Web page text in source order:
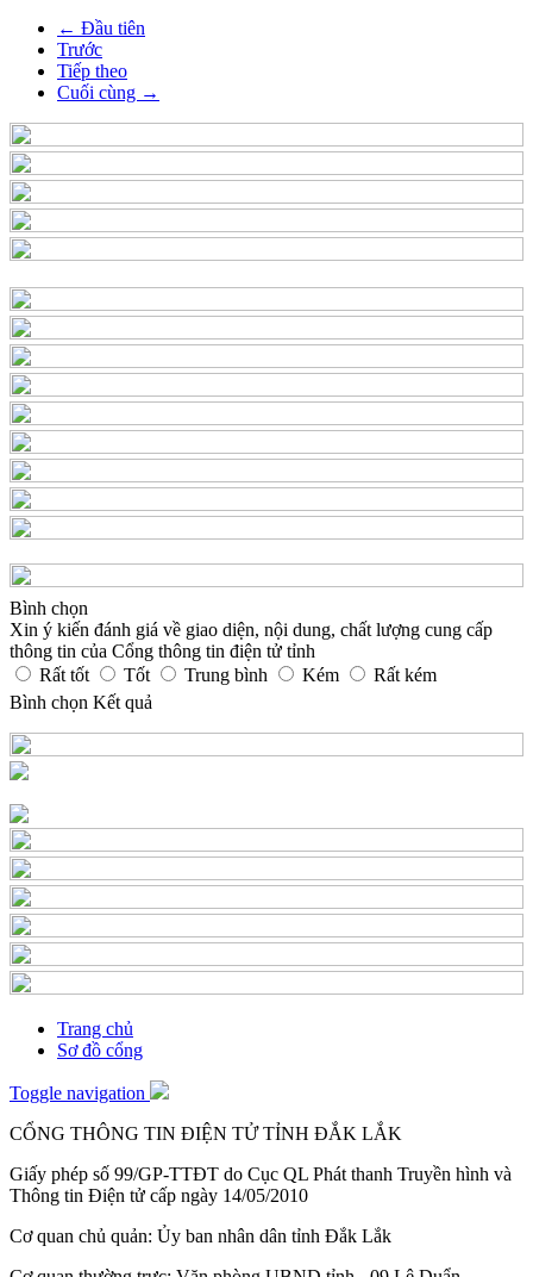
← Đầu tiên
Trước
Tiếp theo
Cuối cùng →
Bình chọn
Xin ý kiến đánh giá về giao diện, nội dung, chất lượng cung cấp
thông tin của Cổng thông tin điện tử tỉnh
Rất tốt
Tốt Trung bình Kém
Rất kém
Bình chọn Kết quả
Trang chủ
Sơ đồ cổng
Toggle navigation
CỔNG THÔNG TIN ĐIỆN TỬ TỈNH ĐẮK LẮK
Giấy phép số 99/GP-TTĐT do Cục QL Phát thanh Truyền hình và
Thông tin Điện tử cấp ngày 14/05/2010
Cơ quan chủ quản: Ủy ban nhân dân tỉnh Đắk Lắk